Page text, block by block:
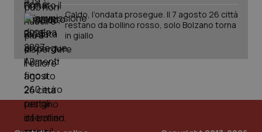
Caldo, l’ondata prosegue. Il 7 agosto 26 città
restano da bollino rosso, solo Bolzano torna
in giallo
_ga_KM60CM4NPH
mese